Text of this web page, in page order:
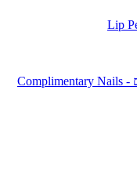
מוצרי ציפורניים משלימים - Complimentary Nails